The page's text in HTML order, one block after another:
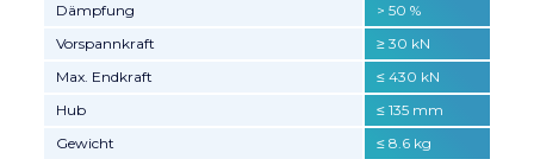
Dämpfung
> 50 %
Vorspannkraft
≥ 30 kN
Max. Endkraft
≤ 430 kN
Hub
≤ 135 mm
Gewicht
≤ 8.6 kg